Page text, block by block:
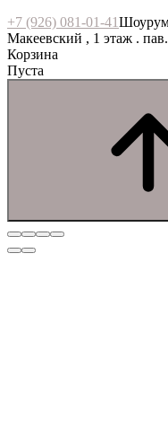
+7 (926) 081-01-41
Макеевский , 1 этаж .
Корзина
Пуста